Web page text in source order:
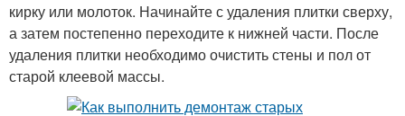
кирку или молоток. Начинайте с удаления плитки сверху,
а затем постепенно переходите к нижней части. После
удаления плитки необходимо очистить стены и пол от
старой клеевой массы.